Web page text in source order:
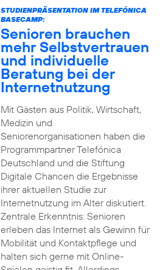
STUDIENPRÄSENTATION IM TELEFÓNICA
BASECAMP:
Senioren brauchen
mehr Selbstvertrauen
und individuelle
Beratung bei der
Internetnutzung
Mit Gästen aus Politik, Wirtschaft,
Medizin und
Seniorenorganisationen haben die
Programmpartner Telefónica
Deutschland und die Stiftung
Digitale Chancen die Ergebnisse
ihrer aktuellen Studie zur
Internetnutzung im Alter diskutiert.
Zentrale Erkenntnis: Senioren
erleben das Internet als Gewinn für
Mobilität und Kontaktpflege und
halten sich gerne mit Online-